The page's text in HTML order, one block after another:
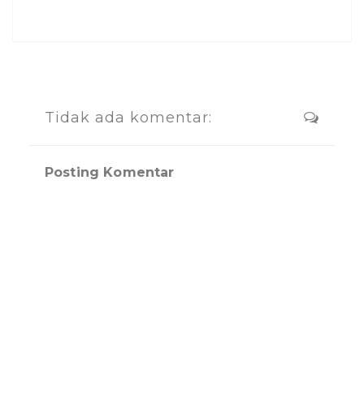
Tidak ada komentar:
Posting Komentar